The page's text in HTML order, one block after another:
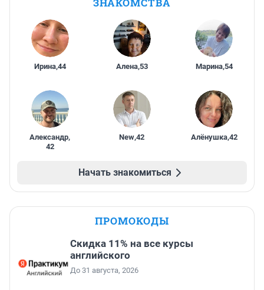
ЗНАКОМСТВА
Ирина,44 Алена,53 Марина,54
Александр,
42
New,42 Алёнушка,42
Начать знакомиться
ПРОМОКОДЫ
Скидка 11% на все курсы
английского
До 31 августа, 2026